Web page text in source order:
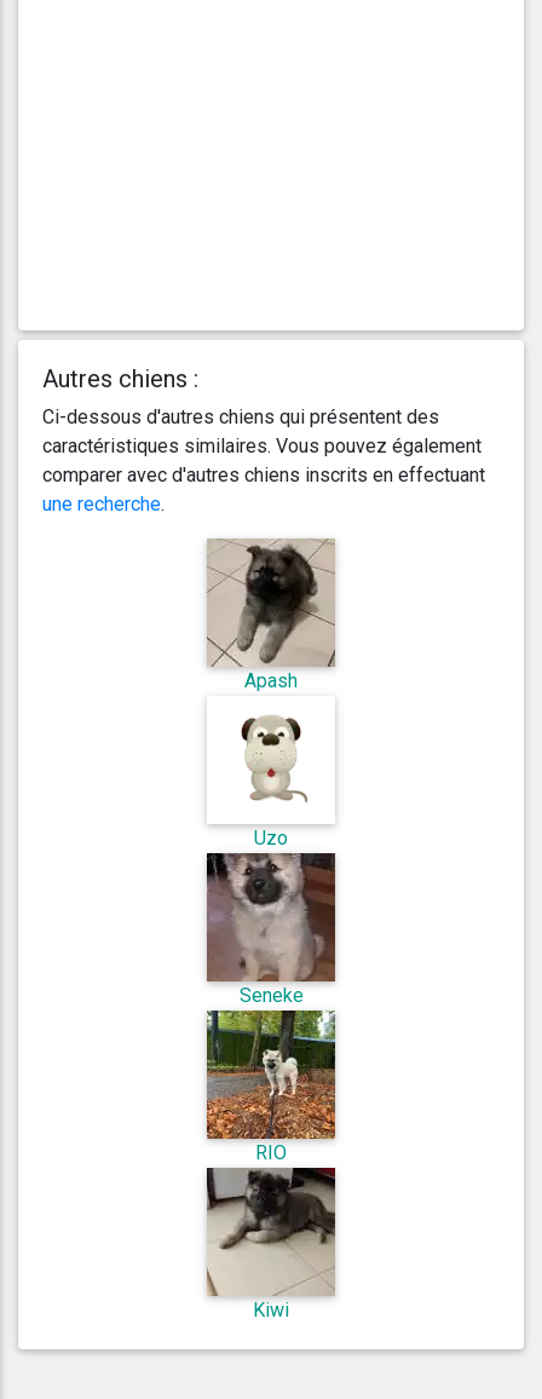
Autres chiens :
Ci-dessous d'autres chiens qui présentent des
caractéristiques similaires. Vous pouvez également
comparer avec d'autres chiens inscrits en effectuant
une recherche.
Apash
Uzo
Seneke
RIO
Kiwi